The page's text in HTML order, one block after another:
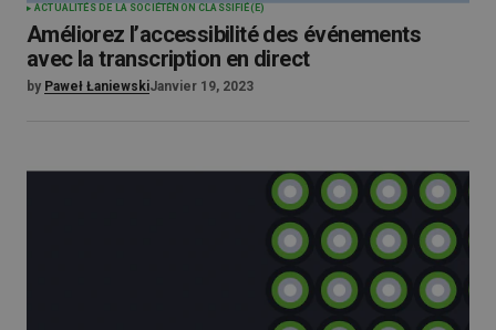
ACTUALITÉS DE LA SOCIÉTÉ NON CLASSIFIÉ(E)
Améliorez l’accessibilité des événements
avec la transcription en direct
by Paweł ŁaniewskiJanvier 19, 2023